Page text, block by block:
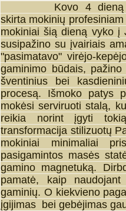
Kovo 4 dieną
skirta mokinių
mokiniai šią dieną vyko į
susipažino su įvairiais
"pasimatavo" virėjo-
gaminimo būdais,
šventinius bei
procesą. Išmoko patys
mokėsi serviruoti stalą,
reikia norint įgyti
transformacija stilizuotų
mokiniai minimaliai
pasigamintos masės
gamino magnetuką.
pamatė, kaip
gaminių. O kiekvieno
įgijimas bei gebėjimas